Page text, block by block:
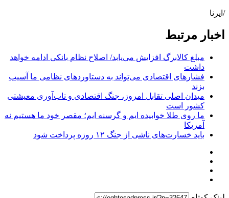
/ایرنا
اخبار مرتبط
مبلغ کالابرگ افزایش می‌یابد/ اصلاح نظام بانکی ادامه خواهد
داشت
فشارهای اقتصادی می‌تواند به دستاوردهای نظامی ما آسیب
بزند
میدان اصلی تقابل امروز، جنگ اقتصادی و تاب‌آوری معیشتی
کشور است
ما روی طلا خوابیده ایم و گرسنه ایم؛ مقصر خود ما هستیم نه
آمریکا
باید خسارت‌های ناشی از جنگ ۱۲ روزه پرداخت شود